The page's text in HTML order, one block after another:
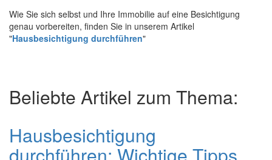
Wie Sie sich selbst und Ihre Immobilie auf eine Besichtigung
genau vorbereiten, finden Sie in unserem Artikel
"Hausbesichtigung durchführen"
Beliebte Artikel zum Thema:
Hausbesichtigung